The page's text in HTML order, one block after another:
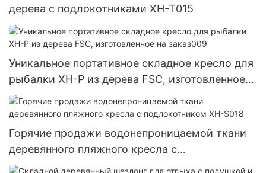
дерева с подлокотниками XH-T015
Уникальное портативное складное кресло для
рыбалки XH-P из дерева FSC, изготовленное
на заказ009
Горячие продажи водонепроницаемой ткани
деревянного пляжного кресла с
подлокотником XH-S018